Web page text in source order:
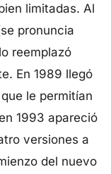
limitadas. Al
pronuncia
reemplazó
En 1989 llegó
le permitían
1993 apareció
versiones a
del nuevo